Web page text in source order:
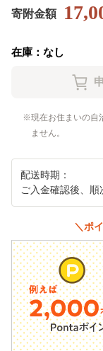
寄附金額
在庫：なし
現在お住まいの自
ません。
配送時期：
ご入金確認後、順
＼ポ